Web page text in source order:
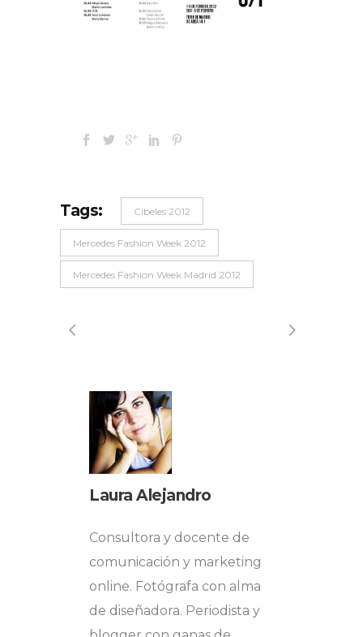
Tags: Cibeles 2012
Mercedes Fashion Week 2012
Mercedes Fashion Week Madrid 2012
Laura Alejandro
Consultora y docente de
comunicación y marketing
online. Fotógrafa con alma
de diseñadora. Periodista y